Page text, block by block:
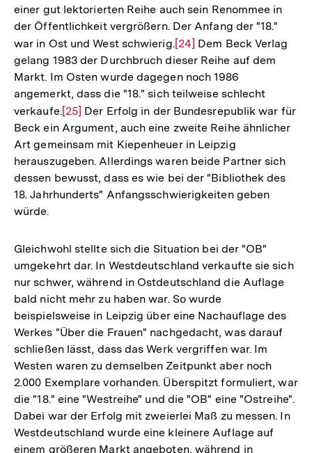
einer gut lektorierten Reihe auch sein Renommee in
der Öffentlichkeit vergrößern. Der Anfang der "18."
war in Ost und West schwierig.Zur
Auflösung
der
Fußnote
[24] Dem Beck Verlag
gelang 1983 der Durchbruch dieser Reihe auf dem
Markt. Im Osten wurde dagegen noch 1986
angemerkt, dass die "18." sich teilweise schlecht
verkaufe.Zur
Auflösung
der
Fußnote
[25] Der Erfolg in der Bundesrepublik war für
Beck ein Argument, auch eine zweite Reihe ähnlicher
Art gemeinsam mit Kiepenheuer in Leipzig
herauszugeben. Allerdings waren beide Partner sich
dessen bewusst, dass es wie bei der "Bibliothek des
18. Jahrhunderts" Anfangsschwierigkeiten geben
würde.
Gleichwohl stellte sich die Situation bei der "OB"
umgekehrt dar. In Westdeutschland verkaufte sie sich
nur schwer, während in Ostdeutschland die Auflage
bald nicht mehr zu haben war. So wurde
beispielsweise in Leipzig über eine Nachauflage des
Werkes "Über die Frauen" nachgedacht, was darauf
schließen lässt, dass das Werk vergriffen war. Im
Westen waren zu demselben Zeitpunkt aber noch
2.000 Exemplare vorhanden. Überspitzt formuliert, war
die "18." eine "Westreihe" und die "OB" eine "Ostreihe".
Dabei war der Erfolg mit zweierlei Maß zu messen. In
Westdeutschland wurde eine kleinere Auflage auf
einem größeren Markt angeboten, während in